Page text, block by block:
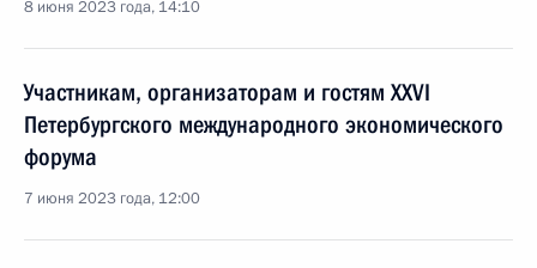
8 июня 2023 года, 14:10
Участникам, организаторам и гостям XXVI
Петербургского международного экономического
форума
7 июня 2023 года, 12:00